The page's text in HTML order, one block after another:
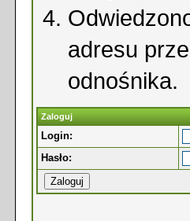
adresu
odnośnika.
Zaloguj
Login:
Hasło: